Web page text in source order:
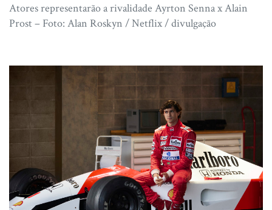
Atores representarão a rivalidade Ayrton Senna x Alain
Prost – Foto: Alan Roskyn / Netflix / divulgação